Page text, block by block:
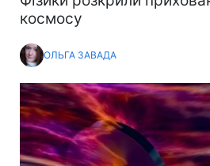
космосу
ОЛЬГА ЗАВАДА